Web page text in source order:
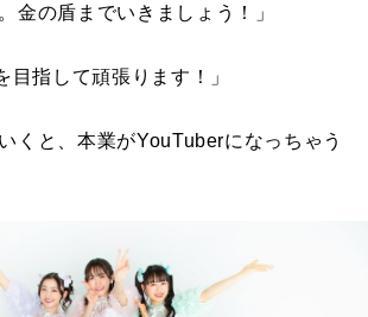
金の盾までいきましょう！」
目指して頑張ります！」
くと、本業がYouTuberになっちゃう